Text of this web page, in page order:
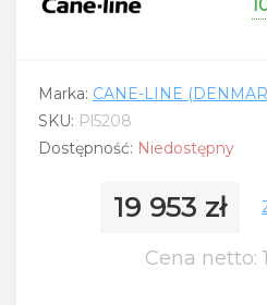
Marka: CANE-LINE
SKU: Pl5208
Dostępność: Niedostępny
19 953 zł
Cena netto: